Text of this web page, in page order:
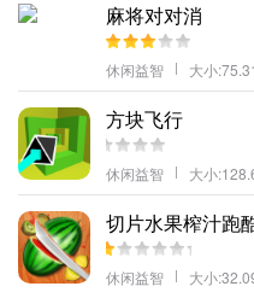
麻将对对消
休闲益智 大小
方块飞行
休闲益智 大小
切片水果榨汁跑
休闲益智 大小